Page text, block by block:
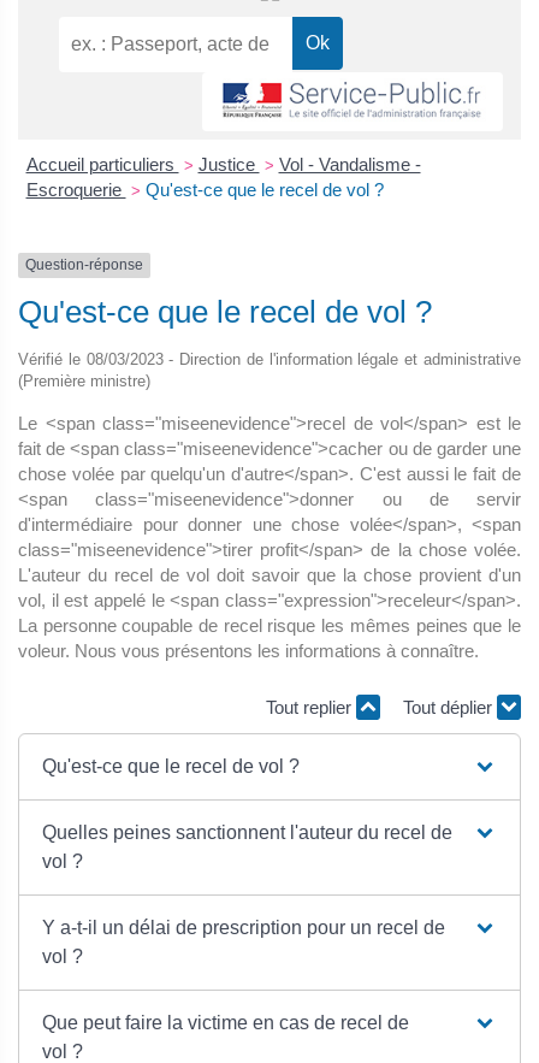
Accueil particuliers > Justice > Vol - Vandalisme -
Escroquerie > Qu'est-ce que le recel de vol ?
Question-réponse
Qu'est-ce que le recel de vol ?
Vérifié le 08/03/2023 - Direction de l'information légale et administrative
(Première ministre)
Le <span class="miseenevidence">recel de vol</span> est le
fait de <span class="miseenevidence">cacher ou de garder une
chose volée par quelqu'un d'autre</span>. C'est aussi le fait de
<span class="miseenevidence">donner ou de servir
d'intermédiaire pour donner une chose volée</span>, <span
class="miseenevidence">tirer profit</span> de la chose volée.
L'auteur du recel de vol doit savoir que la chose provient d'un
vol, il est appelé le <span class="expression">receleur</span>.
La personne coupable de recel risque les mêmes peines que le
voleur. Nous vous présentons les informations à connaître.
Tout replier Tout déplier
Qu'est-ce que le recel de vol ?
Quelles peines sanctionnent l'auteur du recel de
vol ?
Y a-t-il un délai de prescription pour un recel de
vol ?
Que peut faire la victime en cas de recel de
vol ?